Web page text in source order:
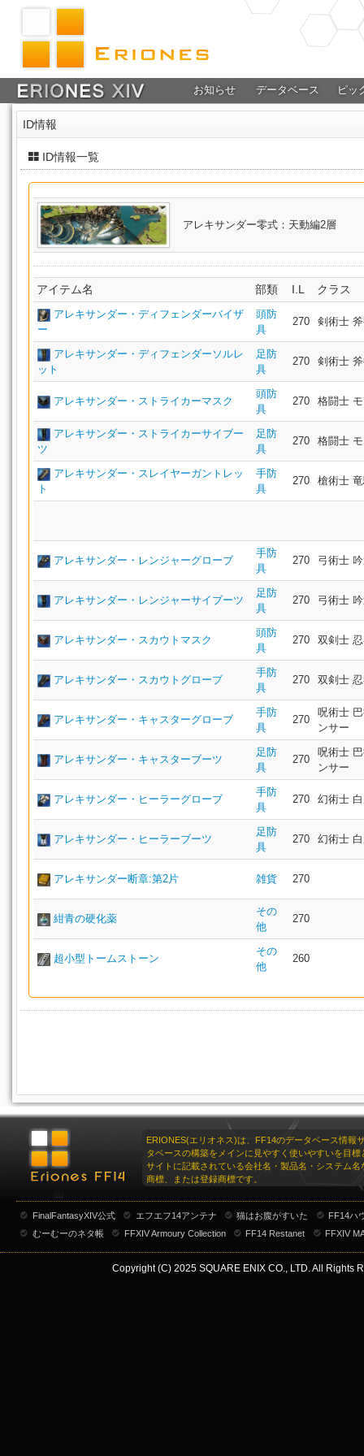
お知らせ データベース ピッ
ID情報
ID情報一覧
アレキサンダー零式：天動編2層
アイテム名 部類 I.L クラス
アレキサンダー・ディフェンダーバイザ
ー
頭防
具
270 剣術士
アレキサンダー・ディフェンダーソルレ
ット
足防
具
270 剣術士
アレキサンダー・ストライカーマスク
頭防
具
270 格闘士
アレキサンダー・ストライカーサイブー
ツ
足防
具
270 格闘士
アレキサンダー・スレイヤーガントレッ
ト
手防
具
270 槍術士
アレキサンダー・レンジャーグローブ
手防
具
270 弓術士
アレキサンダー・レンジャーサイブーツ
足防
具
270 弓術士
アレキサンダー・スカウトマスク
頭防
具
270 双剣士
アレキサンダー・スカウトグローブ
手防
具
270 双剣士
アレキサンダー・キャスターグローブ
手防
具
270
呪術士
ンサー
アレキサンダー・キャスターブーツ
足防
具
270
呪術士
ンサー
アレキサンダー・ヒーラーグローブ
手防
具
270 幻術士
アレキサンダー・ヒーラーブーツ
足防
具
270 幻術士
アレキサンダー断章:第2片 雑貨 270
紺青の硬化薬
その
他
270
超小型トームストーン
その
他
260
ERIONES(エリオネス)は、FF14のデータベース情報
タベースの構築をメインに見やすく使いやすいを目標
サイトに記載されている会社名・製品名・システム名
商標、または登録商標です。
FinalFantasyXIV公式 エフエフ14アンテナ 猫はお腹がすいた
FF14ハ
むーむーのネタ帳
FFXIV Armoury Collection FF14 Restanet FFXIV
Copyright (C) 2025 SQUARE ENIX CO., LTD. All Rights